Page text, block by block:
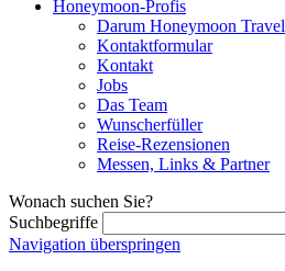
Honeymoon-Profis
Darum Honeymoon Travel
Kontaktformular
Kontakt
Jobs
Das Team
Wunscherfüller
Reise-Rezensionen
Messen, Links & Partner
Wonach suchen Sie?
Suchbegriffe
Navigation überspringen